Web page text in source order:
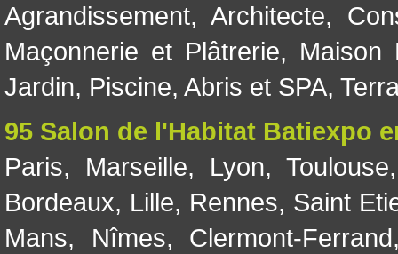
Agrandissement, Architecte,
Maçonnerie et Plâtrerie, Maison
Jardin, Piscine, Abris et SPA,
95 Salon de l'Habitat Batiexpo
Paris, Marseille, Lyon, Toulouse
Bordeaux, Lille, Rennes, Saint
Mans, Nîmes, Clermont-Ferrand